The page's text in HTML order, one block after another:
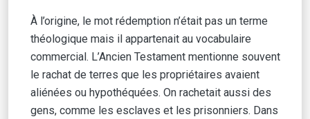
À l’origine, le mot rédemption n’était pas un terme
théologique mais il appartenait au vocabulaire
commercial. L’Ancien Testament mentionne souvent
le rachat de terres que les propriétaires avaient
aliénées ou hypothéquées. On rachetait aussi des
gens, comme les esclaves et les prisonniers. Dans